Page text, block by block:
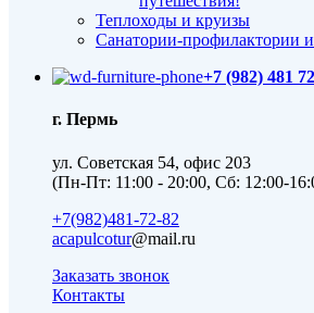
Теплоходы и круизы
Санатории-профилактории
+7 (982) 481
г. Пермь
ул. Советская 54, офис 203
(Пн-Пт: 11:00 - 20:00, Сб: 12:00-
+7(982)481-72-82
acapulcotur@mail.ru
Заказать звонок
Контакты